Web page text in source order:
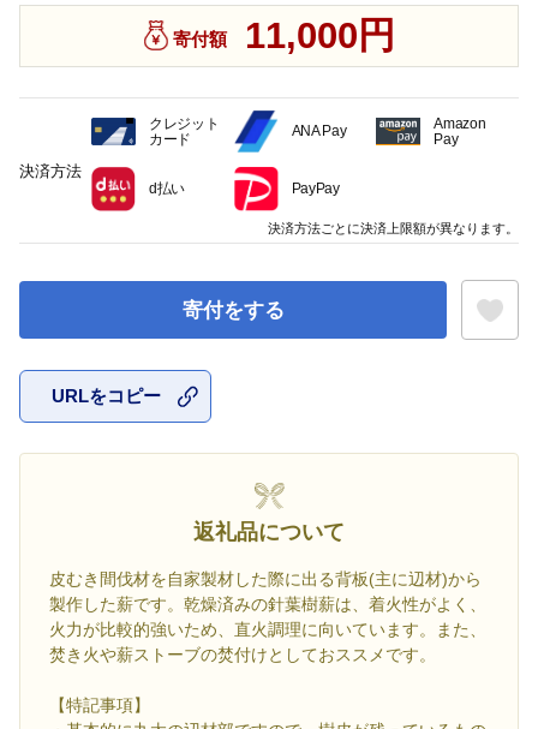
寄付額 11,000円
寄付をする
URLをコピー
返礼品について
皮むき間伐材を自家製材した際に出る背板(主に辺材)から
製作した薪です。乾燥済みの針葉樹薪は、着火性がよく、
火力が比較的強いため、直火調理に向いています。また、
焚き火や薪ストーブの焚付けとしておススメです。
【特記事項】
決済方法
クレジット
カード
ANA Pay
Amazon
Pay
d払い PayPay
決済方法ごとに決済上限額が異なります。